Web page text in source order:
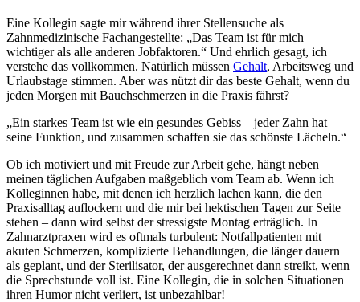
Eine Kollegin sagte mir während ihrer Stellensuche als
Zahnmedizinische Fachangestellte: „Das Team ist für mich
wichtiger als alle anderen Jobfaktoren.“ Und ehrlich gesagt, ich
verstehe das vollkommen. Natürlich müssen Gehalt, Arbeitsweg und
Urlaubstage stimmen. Aber was nützt dir das beste Gehalt, wenn du
jeden Morgen mit Bauchschmerzen in die Praxis fährst?
„Ein starkes Team ist wie ein gesundes Gebiss – jeder Zahn hat
seine Funktion, und zusammen schaffen sie das schönste Lächeln.“
Ob ich motiviert und mit Freude zur Arbeit gehe, hängt neben
meinen täglichen Aufgaben maßgeblich vom Team ab. Wenn ich
Kolleginnen habe, mit denen ich herzlich lachen kann, die den
Praxisalltag auflockern und die mir bei hektischen Tagen zur Seite
stehen – dann wird selbst der stressigste Montag erträglich. In
Zahnarztpraxen wird es oftmals turbulent: Notfallpatienten mit
akuten Schmerzen, komplizierte Behandlungen, die länger dauern
als geplant, und der Sterilisator, der ausgerechnet dann streikt, wenn
die Sprechstunde voll ist. Eine Kollegin, die in solchen Situationen
ihren Humor nicht verliert, ist unbezahlbar!